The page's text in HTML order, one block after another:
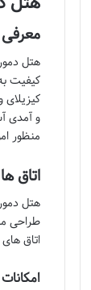
معرفی
هتل
کیفیت
و آمدی
منظور
اتاق
هتل
طراحی
اتاق